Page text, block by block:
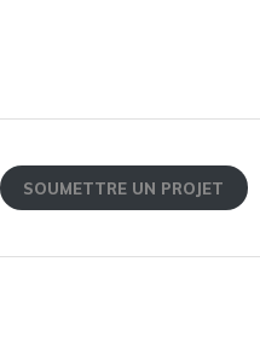
SOUMETTRE UN PROJET